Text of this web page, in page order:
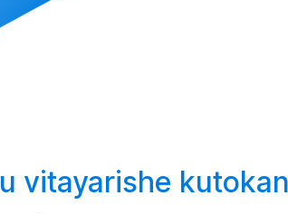
vitayarishe